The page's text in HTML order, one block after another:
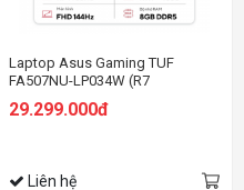
Laptop Asus Gaming TUF
FA507NU-LP034W (R7
7735HS/8GB RAM/512GB
SSD/15.6 FHD 144hz/RTX 4050
29.299.000đ
Liên hệ